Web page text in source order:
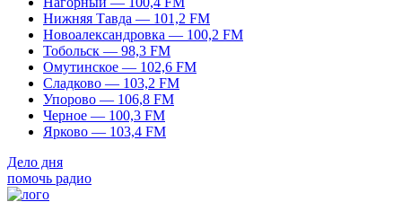
Нижняя Тавда — 101,2 FM
Новоалександровка — 100,2 FM
Тобольск — 98,3 FM
Омутинское — 102,6 FM
Сладково — 103,2 FM
Упорово — 106,8 FM
Черное — 100,3 FM
Ярково — 103,4 FM
Дело дня
помочь радио